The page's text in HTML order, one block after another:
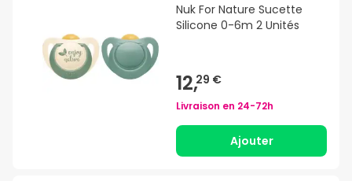
Nuk For Nature Sucette
Silicone 0-6m 2 Unités
12,29 €
Livraison en 24-72h
Ajouter